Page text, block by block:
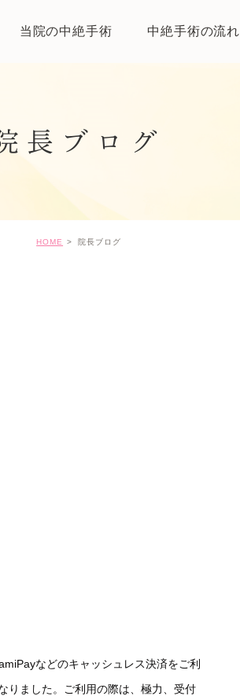
当院の中絶手術 中絶手術の流れ
長ブログ
HOME 院長ブログ
などのキャッシュレス決済をご利
りました。ご利用の際は、極力、受付